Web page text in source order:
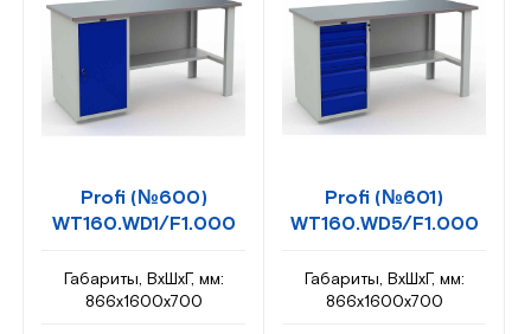
Profi (№600)
WT160.WD1/F1.000
Габариты, ВxШxГ, мм:
866x1600x700
Profi (№601)
WT160.WD5/F1.000
Габариты, ВxШxГ, мм:
866x1600x700